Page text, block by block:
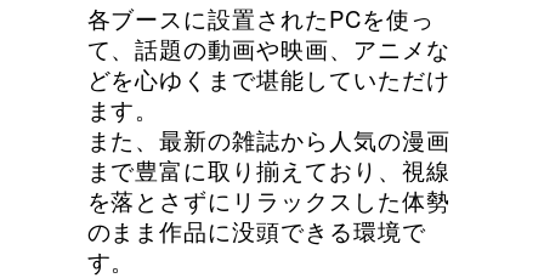
各ブースに設置されたPCを使っ
て、話題の動画や映画、アニメな
どを心ゆくまで堪能していただけ
ます。
また、最新の雑誌から人気の漫画
まで豊富に取り揃えており、視線
を落とさずにリラックスした体勢
のまま作品に没頭できる環境で
す。